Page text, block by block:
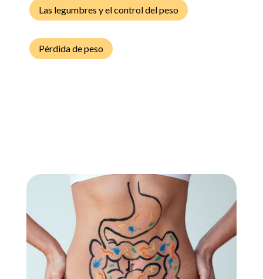
Las legumbres y el control del peso
Pérdida de peso